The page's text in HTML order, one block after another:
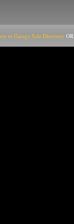
to Garage Sale Directory OR